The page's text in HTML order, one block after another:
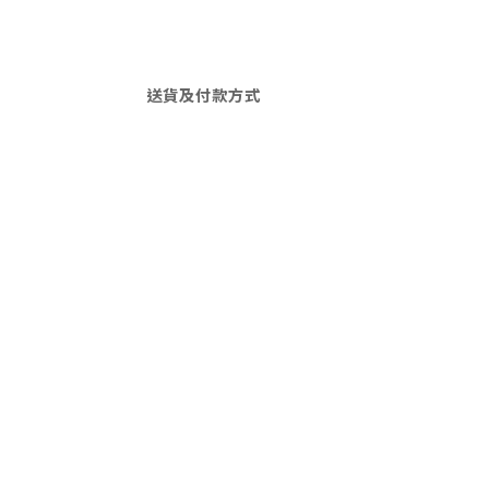
送貨及付款方式